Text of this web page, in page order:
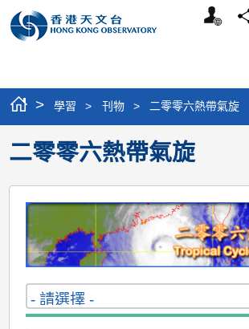
個
分
> 學習 > 刊物 > 二零零六熱帶氣旋
二零零六熱帶氣旋